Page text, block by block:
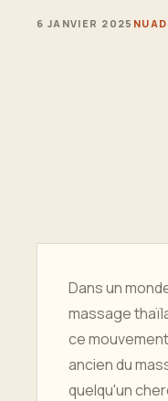
6 JANVIER 2025
Dans un
massage
ce
ancien du
quelqu'un